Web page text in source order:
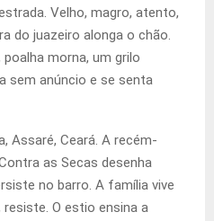
Velho, magro, atento,
do juazeiro alonga o chão.
morna, um grilo
sem anúncio e se senta
Assaré, Ceará. A recém-
as Secas desenha
no barro. A família vive
resiste. O estio ensina a